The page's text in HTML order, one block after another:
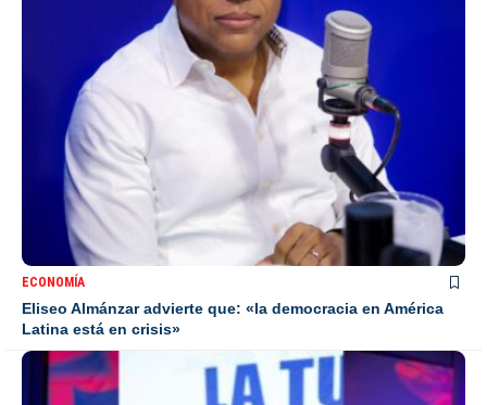
ECONOMÍA
Eliseo Almánzar advierte que: «la democracia en América
Latina está en crisis»